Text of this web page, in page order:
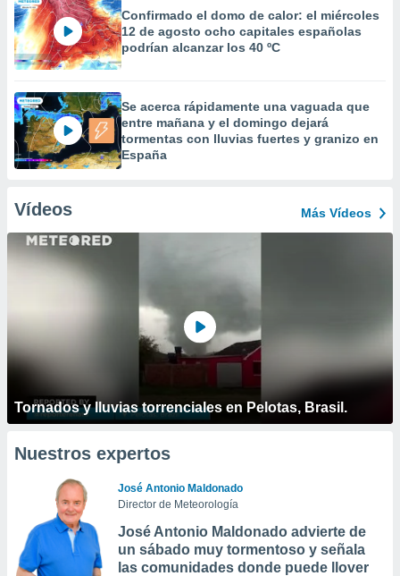
Confirmado el domo de calor: el miércoles
12 de agosto ocho capitales españolas
podrían alcanzar los 40 ºC
Se acerca rápidamente una vaguada que
entre mañana y el domingo dejará
tormentas con lluvias fuertes y granizo en
España
Vídeos Más Vídeos
Tornados y lluvias torrenciales en Pelotas, Brasil.
Nuestros expertos
José Antonio Maldonado
Director de Meteorología
José Antonio Maldonado advierte de
un sábado muy tormentoso y señala
las comunidades donde puede llover